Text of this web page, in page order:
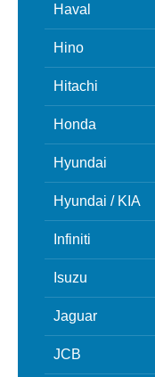
Haval
Hino
Hitachi
Honda
Hyundai
Hyundai / KIA
Infiniti
Isuzu
Jaguar
JCB